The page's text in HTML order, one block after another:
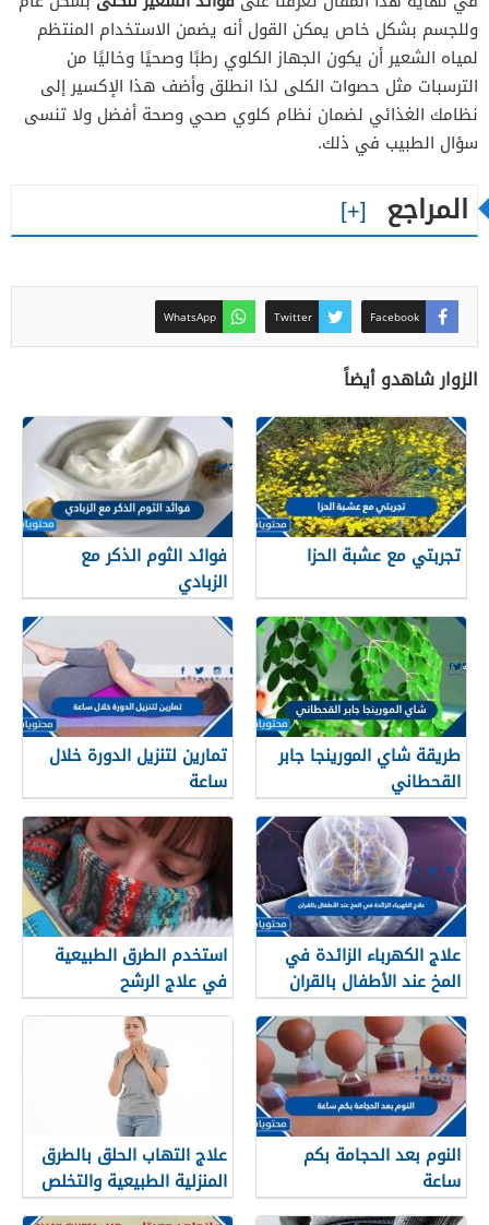
وللجسم بشكل خاص يمكن القول أنه يضمن الاستخدام المنتظم
لمياه الشعير أن يكون الجهاز الكلوي رطبًا وصحيًا وخاليًا من
الترسبات مثل حصوات الكلى لذا انطلق وأضف هذا الإكسير إلى
نظامك الغذائي لضمان نظام كلوي صحي وصحة أفضل ولا تنسى
سؤال الطبيب في ذلك.
المراجع
Facebook
Twitter
WhatsApp
الزوار شاهدو أيضاً
تجربتي مع عشبة الحزا
فوائد الثوم الذكر مع
الزبادي
طريقة شاي المورينجا جابر
القحطاني
تمارين لتنزيل الدورة خلال
ساعة
علاج الكهرباء الزائدة في
المخ عند الأطفال بالقران
استخدم الطرق الطبيعية
في علاج الرشح
النوم بعد الحجامة بكم
ساعة
علاج التهاب الحلق بالطرق
المنزلية الطبيعية والتخلص
منه نهائيا